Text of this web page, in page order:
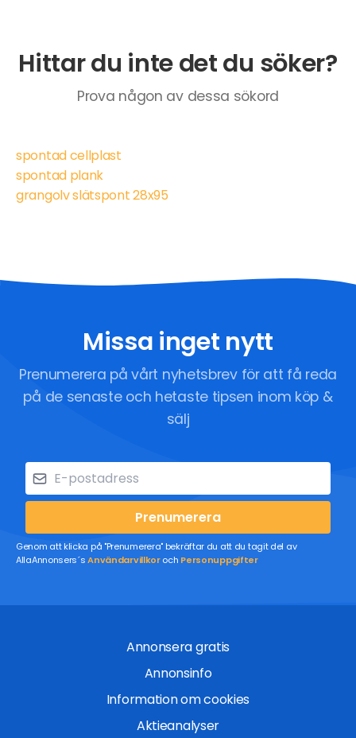
Hittar du inte det du söker?
Prova någon av dessa sökord
spontad cellplast
spontad plank
grangolv slätspont 28x95
Missa inget nytt
Prenumerera på vårt nyhetsbrev för att få reda
på de senaste och hetaste tipsen inom köp &
sälj
Prenumerera
Genom att klicka på "Prenumerera" bekräftar du att du tagit del av
AllaAnnonsers´sAnvändarvillkoroch Personuppgifter
Annonsera gratis
Annonsinfo
Information om cookies
Aktieanalyser